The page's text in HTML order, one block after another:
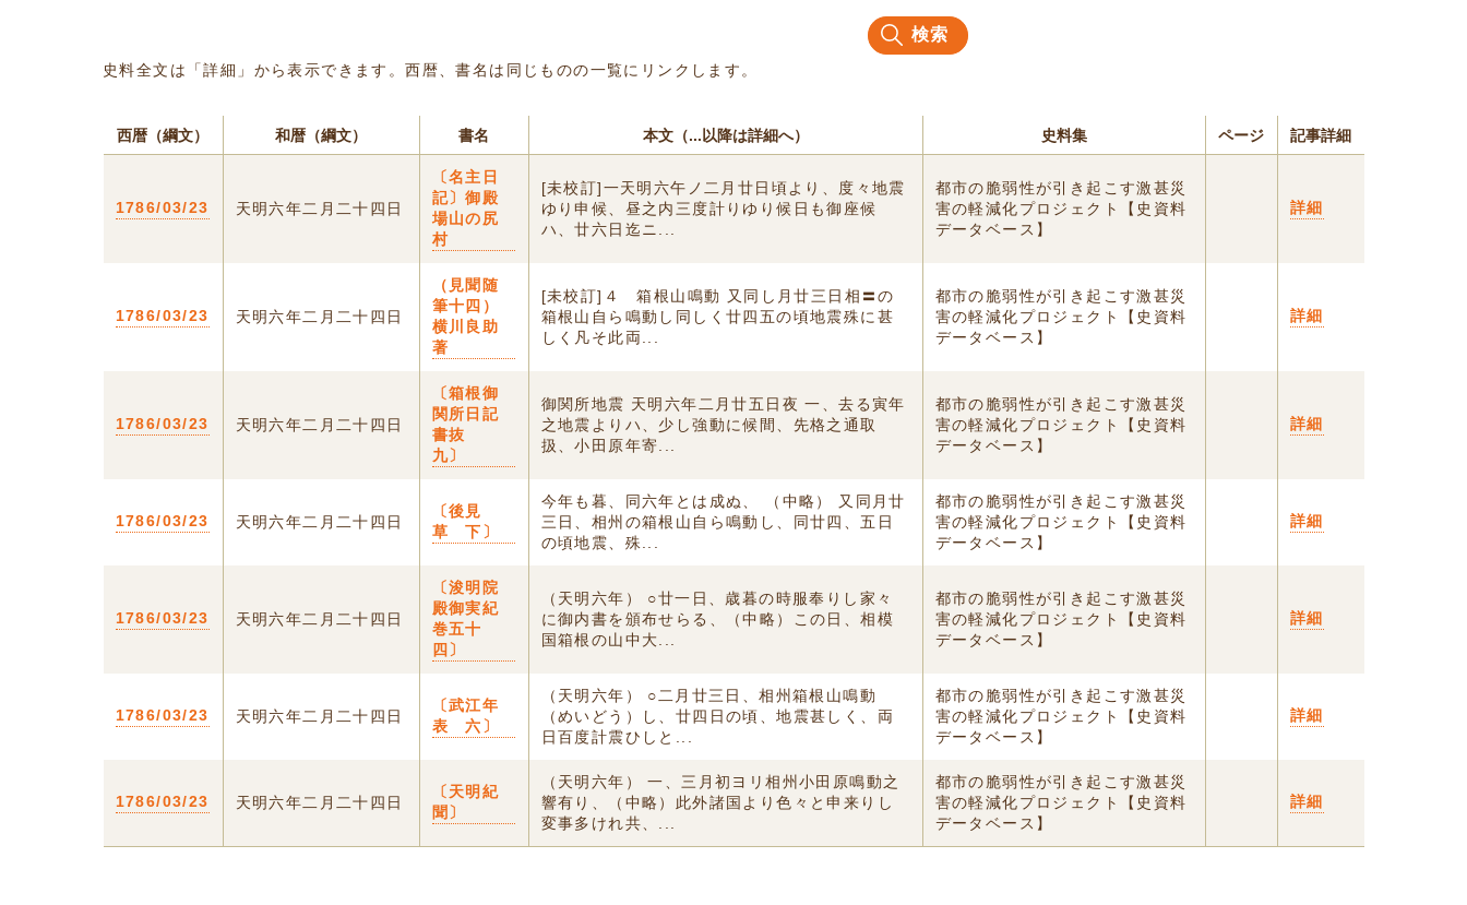
検索
史料全文は「詳細」から表示できます。西暦、書名は同じものの一覧にリンクします。
西暦（綱文） 和暦（綱文） 書名 本文（...以降は詳細へ） 史料集 ページ 記事詳細
1786/03/23 天明六年二月二十四日
〔名主日
記〕御殿
場山の尻
村
[未校訂]一天明六午ノ二月廿日頃より、度々地震
ゆり申候、昼之内三度計りゆり候日も御座候
ハ、廿六日迄ニ...
都市の脆弱性が引き起こす激甚災
害の軽減化プロジェクト【史資料
データベース】
詳細
1786/03/23 天明六年二月二十四日
（見聞随
筆十四）
横川良助
著
[未校訂]４ 箱根山鳴動 又同し月廿三日相〓の
箱根山自ら鳴動し同しく廿四五の頃地震殊に甚
しく凡そ此両...
都市の脆弱性が引き起こす激甚災
害の軽減化プロジェクト【史資料
データベース】
詳細
1786/03/23 天明六年二月二十四日
〔箱根御
関所日記
書抜
九〕
御関所地震 天明六年二月廿五日夜 一、去る寅年
之地震よりハ、少し強動に候間、先格之通取
扱、小田原年寄...
都市の脆弱性が引き起こす激甚災
害の軽減化プロジェクト【史資料
データベース】
詳細
1786/03/23 天明六年二月二十四日
〔後見
草 下〕
今年も暮、同六年とは成ぬ、 （中略） 又同月廿
三日、相州の箱根山自ら鳴動し、同廿四、五日
の頃地震、殊...
都市の脆弱性が引き起こす激甚災
害の軽減化プロジェクト【史資料
データベース】
詳細
1786/03/23 天明六年二月二十四日
〔浚明院
殿御実紀
巻五十
四〕
（天明六年） ○廿一日、歳暮の時服奉りし家々
に御内書を頒布せらる、（中略）この日、相模
国箱根の山中大...
都市の脆弱性が引き起こす激甚災
害の軽減化プロジェクト【史資料
データベース】
詳細
1786/03/23 天明六年二月二十四日
〔武江年
表 六〕
（天明六年） ○二月廿三日、相州箱根山鳴動
（めいどう）し、廿四日の頃、地震甚しく、両
日百度計震ひしと...
都市の脆弱性が引き起こす激甚災
害の軽減化プロジェクト【史資料
データベース】
詳細
1786/03/23 天明六年二月二十四日
〔天明紀
聞〕
（天明六年） 一、三月初ヨリ相州小田原鳴動之
響有り、（中略）此外諸国より色々と申来りし
変事多けれ共、...
都市の脆弱性が引き起こす激甚災
害の軽減化プロジェクト【史資料
データベース】
詳細